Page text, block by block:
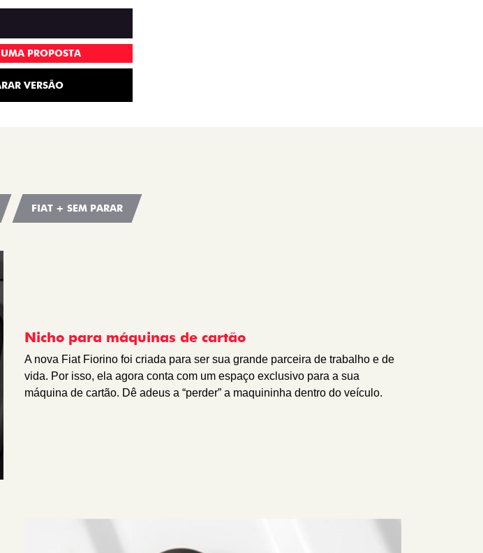
PROPOSTA
VERSÃO
FIAT + SEM PARAR
Nicho para máquinas de cartão
A nova Fiat Fiorino foi criada para ser sua grande parceira de trabalho e de
vida. Por isso, ela agora conta com um espaço exclusivo para a sua
máquina de cartão. Dê adeus a “perder” a maquininha dentro do veículo.